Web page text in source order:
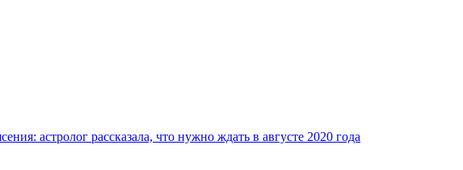
астролог рассказала, что нужно ждать в августе 2020 года